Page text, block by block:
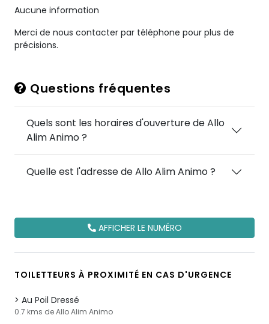
Aucune information
Merci de nous contacter par téléphone pour plus de
précisions.
Questions fréquentes
Quels sont les horaires d'ouverture de Allo
Alim Animo ?
Quelle est l'adresse de Allo Alim Animo ?
AFFICHER LE NUMÉRO
TOILETTEURS À PROXIMITÉ EN CAS D'URGENCE
Au Poil Dressé
0.7 kms de Allo Alim Animo